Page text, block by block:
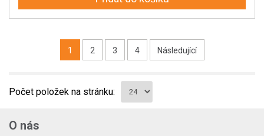
1 2 3 4 Následující
Počet položek na stránku:
O nás